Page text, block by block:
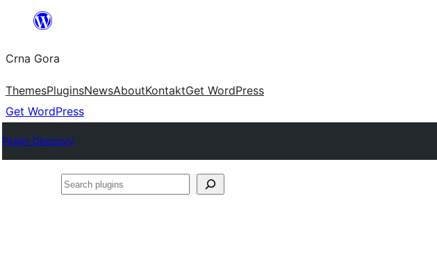
content
Crna Gora
ThemesPluginsNewsAboutKontaktGet WordPress
Get WordPress
Plugin Directory
Search